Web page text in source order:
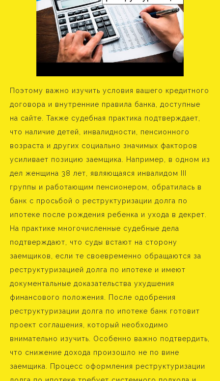
Поэтому важно изучить условия вашего кредитного
договора и внутренние правила банка, доступные
на сайте. Также судебная практика подтверждает,
что наличие детей, инвалидности, пенсионного
возраста и других социально значимых факторов
усиливает позицию заемщика. Например, в одном из
дел женщина 38 лет, являющаяся инвалидом III
группы и работающим пенсионером, обратилась в
банк с просьбой о реструктуризации долга по
ипотеке после рождения ребенка и ухода в декрет.
На практике многочисленные судебные дела
подтверждают, что суды встают на сторону
заемщиков, если те своевременно обращаются за
реструктуризацией долга по ипотеке и имеют
документальные доказательства ухудшения
финансового положения. После одобрения
реструктуризации долга по ипотеке банк готовит
проект соглашения, который необходимо
внимательно изучить. Особенно важно подтвердить,
что снижение дохода произошло не по вине
заемщика. Процесс оформления реструктуризации